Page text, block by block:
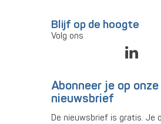
Blijf op de hoogte
Volg ons
Abonneer je op onze
nieuwsbrief
De nieuwsbrief is gratis. Je